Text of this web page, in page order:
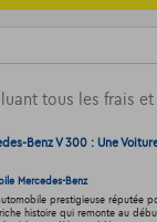
tous les frais et
Benz V 300 : Une
Mercedes-Benz
prestigieuse réputée
histoire qui remonte au